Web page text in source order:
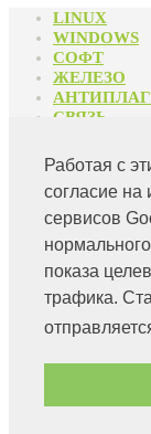
Работая с
согласие
сервисов
показа
трафика.
LINUX
WINDOWS
СОФТ
ЖЕЛЕЗО
СВЯЗЬ
АРХИВ
Свежие статьи:
Мой опыт
Оптимизация
Единственная
если вы
Как
немного
Авторский проект
опубликованных на
размещенные на